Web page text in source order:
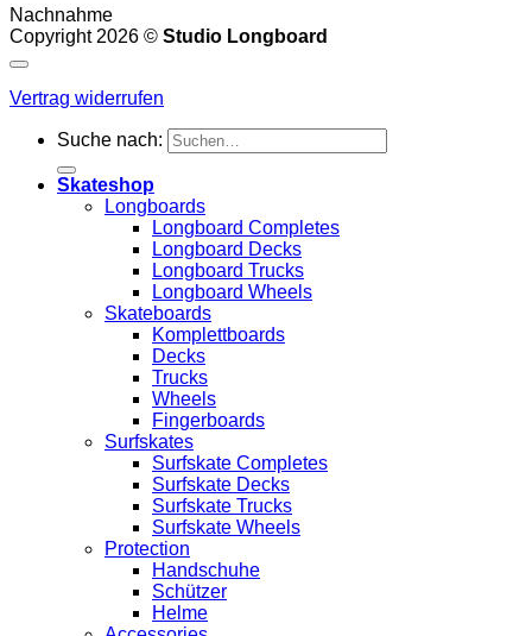
Nachnahme
Copyright 2026 © Studio Longboard
Vertrag widerrufen
Suche nach:
Skateshop
Longboards
Longboard Completes
Longboard Decks
Longboard Trucks
Longboard Wheels
Skateboards
Komplettboards
Decks
Trucks
Wheels
Fingerboards
Surfskates
Surfskate Completes
Surfskate Decks
Surfskate Trucks
Surfskate Wheels
Protection
Handschuhe
Schützer
Helme